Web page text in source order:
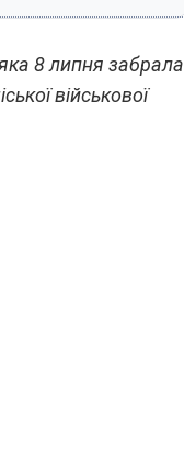
8 липня забрала
військової